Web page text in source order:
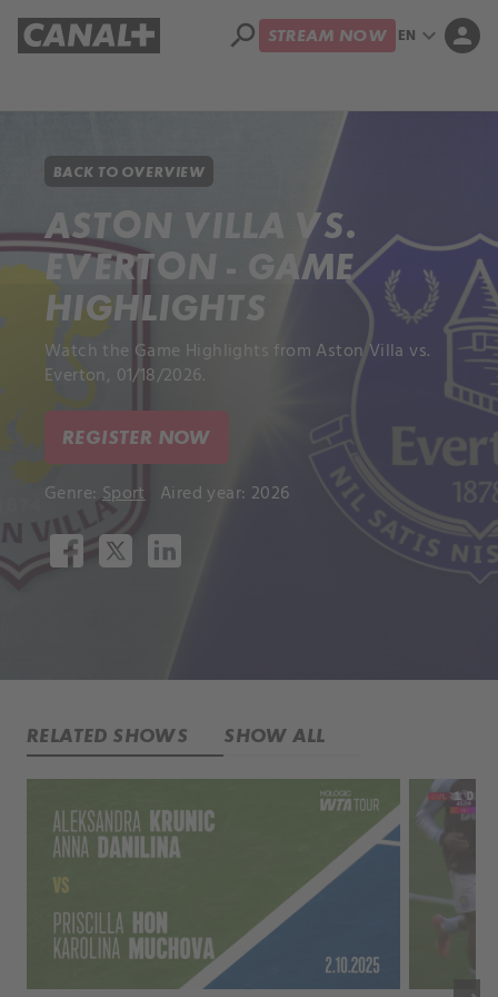
search STREAM NOW EN expand_more person
BACK TO OVERVIEW
ASTON VILLA VS.
EVERTON - GAME
HIGHLIGHTS
Watch the Game Highlights from Aston Villa vs.
Everton, 01/18/2026.
REGISTER NOW
Genre: Sport Aired year: 2026
RELATED SHOWS SHOW ALL